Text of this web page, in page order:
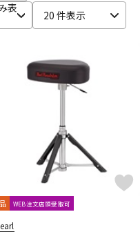
パーカッション
電子ピアノ
表
20 件表示
WEB注文店頭受取可